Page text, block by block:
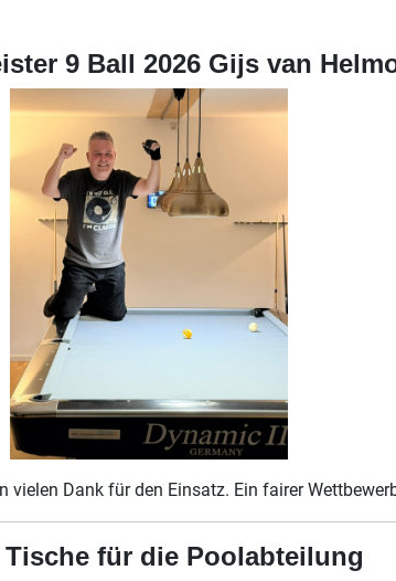
9 Ball 2026 Gijs van
Dank für den Einsatz. Ein fairer
Tische für die Poolabteilung